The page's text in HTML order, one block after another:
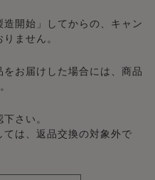
開始」してからの、キャン
ません。
お届けした場合には、商品
さい。
は、返品交換の対象外で